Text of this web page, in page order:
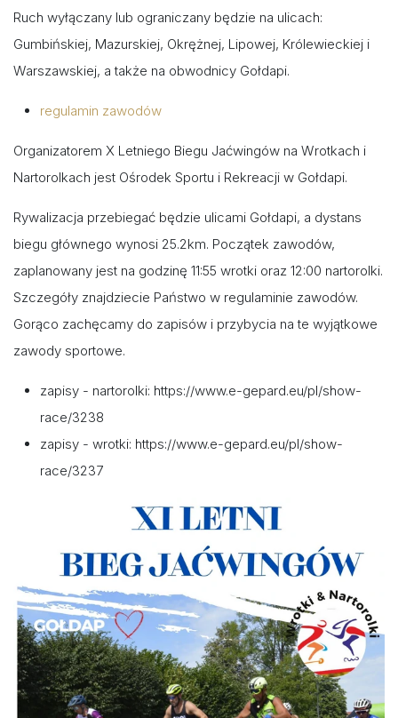
Ruch wyłączany lub ograniczany będzie na ulicach:
Gumbińskiej, Mazurskiej, Okrężnej, Lipowej, Królewieckiej i
Warszawskiej, a także na obwodnicy Gołdapi.
regulamin zawodów
Organizatorem X Letniego Biegu Jaćwingów na Wrotkach i
Nartorolkach jest Ośrodek Sportu i Rekreacji w Gołdapi.
Rywalizacja przebiegać będzie ulicami Gołdapi, a dystans
biegu głównego wynosi 25.2km. Początek zawodów,
zaplanowany jest na godzinę 11:55 wrotki oraz 12:00 nartorolki.
Szczegóły znajdziecie Państwo w regulaminie zawodów.
Gorąco zachęcamy do zapisów i przybycia na te wyjątkowe
zawody sportowe.
zapisy - nartorolki: https://www.e-gepard.eu/pl/show-
race/3238
zapisy - wrotki: https://www.e-gepard.eu/pl/show-
race/3237